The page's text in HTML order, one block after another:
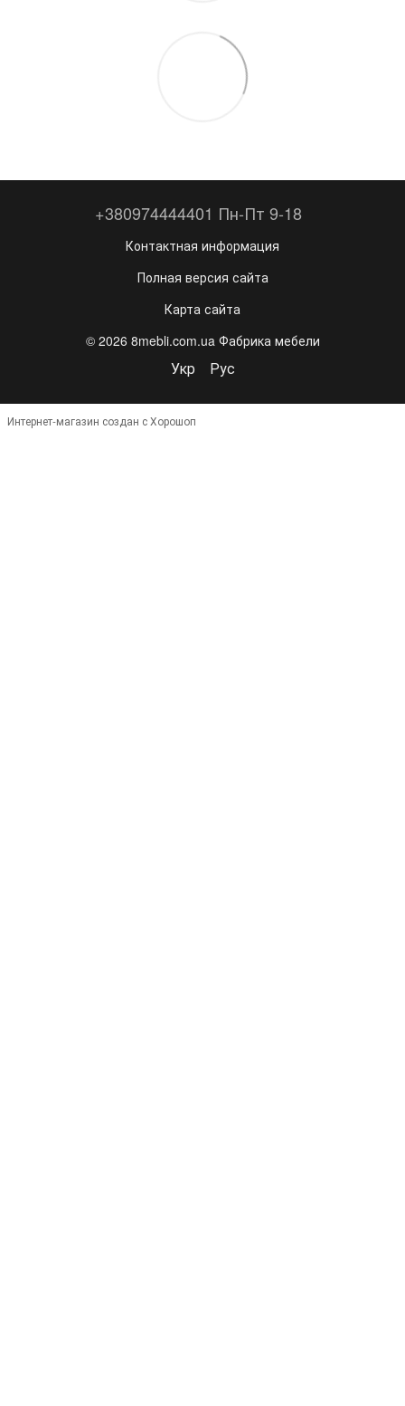
+380974444401 Пн-Пт 9-18
Контактная информация
Полная версия сайта
Карта сайта
© 2026 8mebli.com.ua Фабрика мебели
Укр Рус
Интернет-магазин создан с Хорошоп